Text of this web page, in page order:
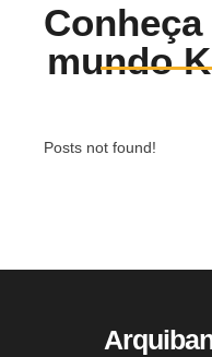
mundo
Posts not found!